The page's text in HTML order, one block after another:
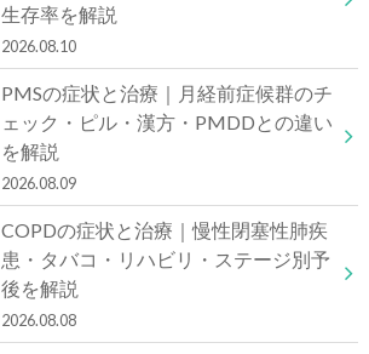
生存率を解説
2026.08.10
PMSの症状と治療｜月経前症候群のチ
ェック・ピル・漢方・PMDDとの違い
を解説
2026.08.09
COPDの症状と治療｜慢性閉塞性肺疾
患・タバコ・リハビリ・ステージ別予
後を解説
2026.08.08